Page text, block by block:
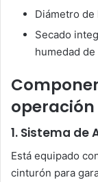
Diámetro de
Secado
humedad de
operación
1. Sistema de
Está equipado
cinturón para